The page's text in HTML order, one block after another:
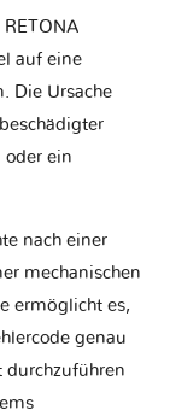
auf eine
Die Ursache
oder ein
nach einer
mechanischen
ermöglicht es,
genau
durchzuführen